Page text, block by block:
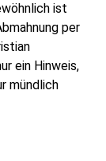
ist
per
ein Hinweis,
mündlich